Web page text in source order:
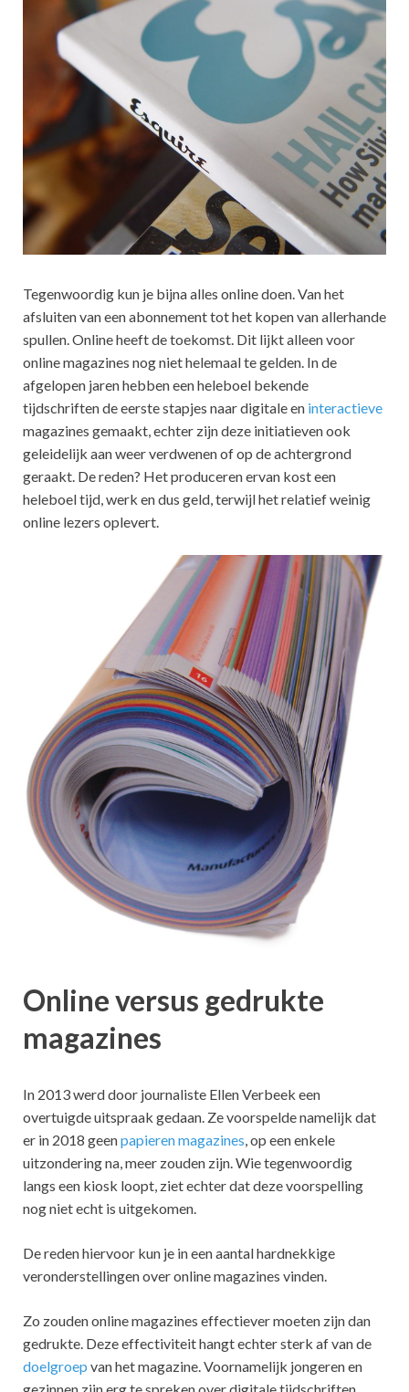
Tegenwoordig kun je bijna alles online doen. Van het
afsluiten van een abonnement tot het kopen van allerhande
spullen. Online heeft de toekomst. Dit lijkt alleen voor
online magazines nog niet helemaal te gelden. In de
afgelopen jaren hebben een heleboel bekende
tijdschriften de eerste stapjes naar digitale en interactieve
magazines gemaakt, echter zijn deze initiatieven ook
geleidelijk aan weer verdwenen of op de achtergrond
geraakt. De reden? Het produceren ervan kost een
heleboel tijd, werk en dus geld, terwijl het relatief weinig
online lezers oplevert.
Online versus gedrukte
magazines
In 2013 werd door journaliste Ellen Verbeek een
overtuigde uitspraak gedaan. Ze voorspelde namelijk dat
er in 2018 geenpapieren magazines, op een enkele
uitzondering na, meer zouden zijn. Wie tegenwoordig
langs een kiosk loopt, ziet echter dat deze voorspelling
nog niet echt is uitgekomen.
De reden hiervoor kun je in een aantal hardnekkige
veronderstellingen over online magazines vinden.
Zo zouden online magazines effectiever moeten zijn dan
gedrukte. Deze effectiviteit hangt echter sterk af van de
doelgroep van het magazine. Voornamelijk jongeren en